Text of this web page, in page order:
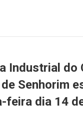
Industrial do
Senhorim
feira dia 14